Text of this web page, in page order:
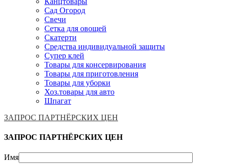
Сад Огород
Свечи
Сетка для овощей
Скатерти
Средства индивидуальной защиты
Супер клей
Товары для консервирования
Товары для приготовления
Товары для уборки
Хоз.товары для авто
Шпагат
ЗАПРОС ПАРТНЁРСКИХ ЦЕН
ЗАПРОС ПАРТНЁРСКИХ ЦЕН
Имя